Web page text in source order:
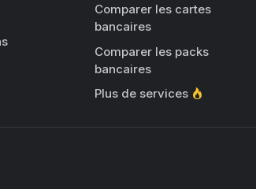
Comparer les cartes
bancaires
Comparer les packs
bancaires
Plus de services